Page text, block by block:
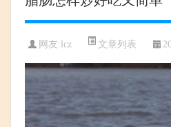
网友: lcz 文章列表